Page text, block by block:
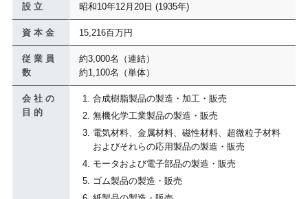
設 立 昭和10年12月20日 (1935年)
資 本 金 15,216百万円
従 業 員
数
約3,000名（連結）
約1,100名（単体）
会 社 の
目 的
合成樹脂製品の製造・加工・販売
無機化学工業製品の製造・販売
電気材料、金属材料、磁性材料、超微粒子材料
およびそれらの応用製品の製造・販売
モータおよび電子部品の製造・販売
ゴム製品の製造・販売